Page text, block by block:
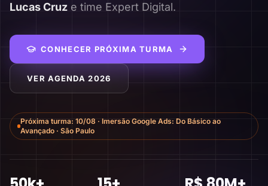
Lucas Cruz e time Expert Digital.
CONHECER PRÓXIMA TURMA
VER AGENDA 2026
Próxima turma: 10/08 · Imersão Google Ads: Do Básico ao
Avançado · São Paulo